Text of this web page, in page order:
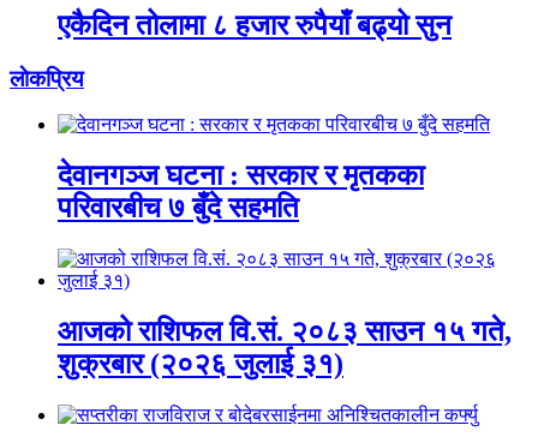
एकैदिन तोलामा ८ हजार रुपैयाँ बढ्यो सुन
लाेकप्रिय
देवानगञ्ज घटना : सरकार र मृतकका
परिवारबीच ७ बुँदे सहमति
आजको राशिफल वि.सं. २०८३ साउन १५ गते,
शुक्रबार (२०२६ जुलाई ३१)